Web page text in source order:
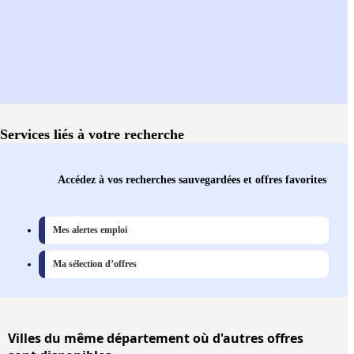
Services liés à votre recherche
Accédez à vos recherches sauvegardées et offres favorites
Mes alertes emploi
Ma sélection d’offres
Villesdu même département où d'autres offres